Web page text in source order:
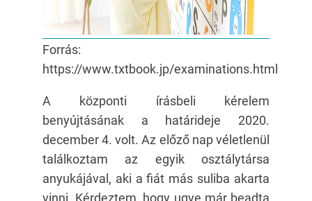
Forrás:
https://www.txtbook.jp/examinations.html
A központi írásbeli kérelem
benyújtásának a határideje 2020.
december 4. volt. Az előző nap véletlenül
találkoztam az egyik osztálytársa
anyukájával, aki a fiát más suliba akarta
vinni. Kérdeztem, hogy ugye már beadta